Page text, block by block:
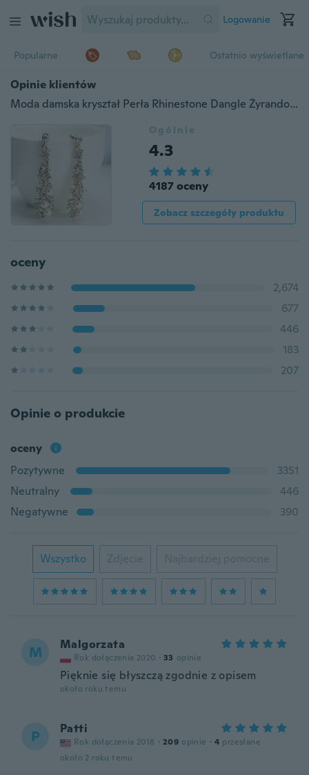
Logowanie
Popularne Ostatnio wyświetlane
Opinie klientów
Moda damska kryształ Perła Rhinestone Dangle Żyrandol Kolczyki party Biżuteria
Ogólnie
4.3
4187 oceny
Zobacz szczegóły produktu
oceny
2,674
677
446
183
207
Opinie o produkcie
oceny
Pozytywne
3351
Neutralny
446
Negatywne
390
Wszystko Zdjęcie Najbardziej pomocne
M Malgorzata
Rok dołączenia 2020 · 33 opinie
Pięknie się błyszczą zgodnie z opisem
około roku temu
P Patti
Rok dołączenia 2018 · 209 opinie · 4 przesłane
około 2 roku temu